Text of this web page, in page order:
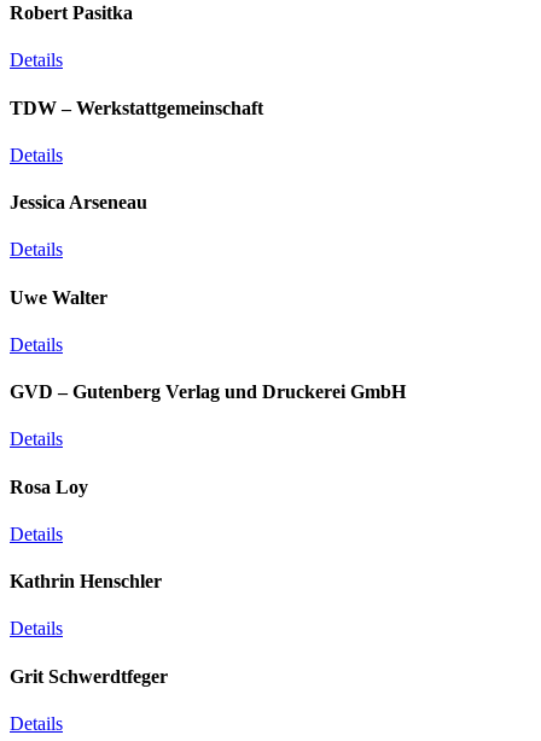
Robert Pasitka
Details
TDW – Werkstattgemeinschaft
Details
Jessica Arseneau
Details
Uwe Walter
Details
GVD – Gutenberg Verlag und Druckerei GmbH
Details
Rosa Loy
Details
Kathrin Henschler
Details
Grit Schwerdtfeger
Details